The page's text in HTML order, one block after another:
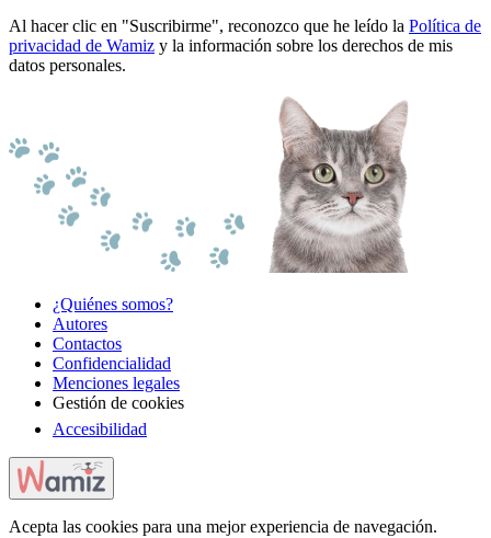
Al hacer clic en "Suscribirme", reconozco que he leído la Política de
privacidad de Wamiz y la información sobre los derechos de mis
datos personales.
¿Quiénes somos?
Autores
Contactos
Confidencialidad
Menciones legales
Gestión de cookies
Accesibilidad
Acepta las cookies para una mejor experiencia de navegación.